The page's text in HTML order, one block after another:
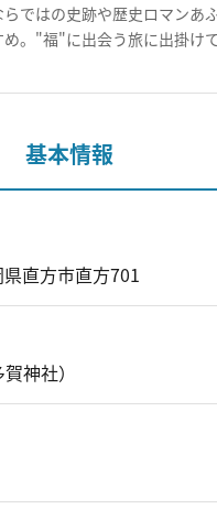
ではの史跡や歴史ロマンあ
。"福"に出会う旅に出掛け
基本情報
直方市直方701
賀神社）